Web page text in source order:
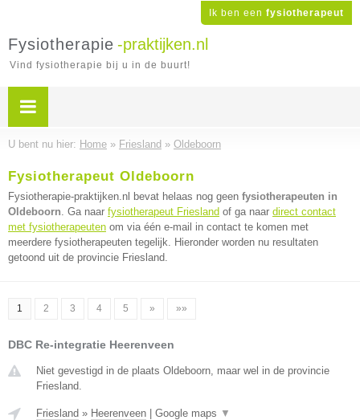
Ik ben een fysiotherapeut
Fysiotherapie -praktijken.nl
Vind fysiotherapie bij u in de buurt!
U bent nu hier: Home » Friesland » Oldeboorn
Fysiotherapeut Oldeboorn
Fysiotherapie-praktijken.nl bevat helaas nog geen fysiotherapeuten in
Oldeboorn. Ga naar fysiotherapeut Friesland of ga naar direct contact
met fysiotherapeuten om via één e-mail in contact te komen met
meerdere fysiotherapeuten tegelijk. Hieronder worden nu resultaten
getoond uit de provincie Friesland.
1 2 3 4 5 » »»
DBC Re-integratie Heerenveen
Niet gevestigd in de plaats Oldeboorn, maar wel in de provincie
Friesland.
Friesland » Heerenveen Google maps ▼